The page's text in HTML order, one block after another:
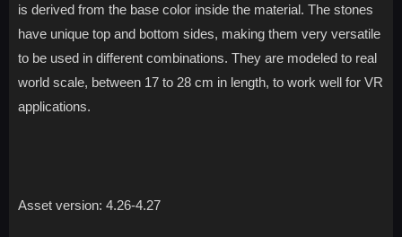
is derived from the base color inside the material. The stones
have unique top and bottom sides, making them very versatile
to be used in different combinations. They are modeled to real
world scale, between 17 to 28 cm in length, to work well for VR
applications.
Asset version: 4.26-4.27